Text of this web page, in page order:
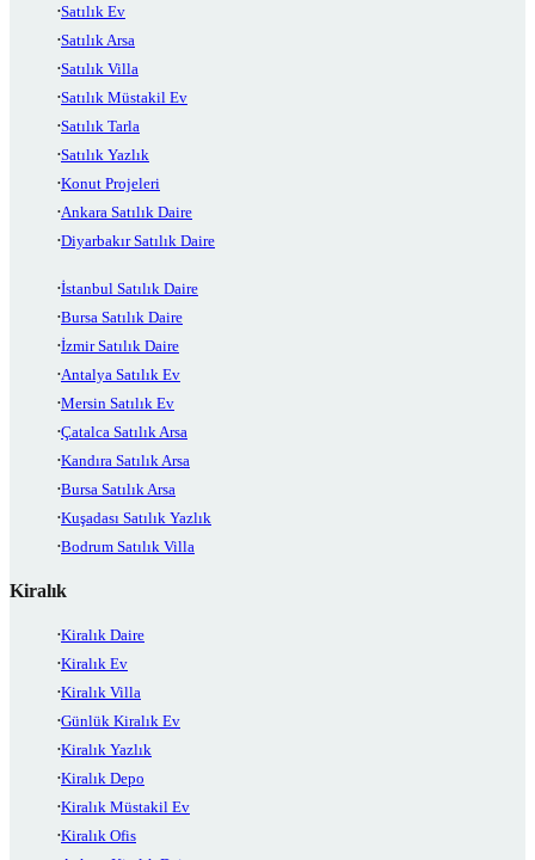
Satılık Ev
Satılık Arsa
Satılık Villa
Satılık Müstakil Ev
Satılık Tarla
Satılık Yazlık
Konut Projeleri
Ankara Satılık Daire
Diyarbakır Satılık Daire
İstanbul Satılık Daire
Bursa Satılık Daire
İzmir Satılık Daire
Antalya Satılık Ev
Mersin Satılık Ev
Çatalca Satılık Arsa
Kandıra Satılık Arsa
Bursa Satılık Arsa
Kuşadası Satılık Yazlık
Bodrum Satılık Villa
Kiralık
Kiralık Daire
Kiralık Ev
Kiralık Villa
Günlük Kiralık Ev
Kiralık Yazlık
Kiralık Depo
Kiralık Müstakil Ev
Kiralık Ofis